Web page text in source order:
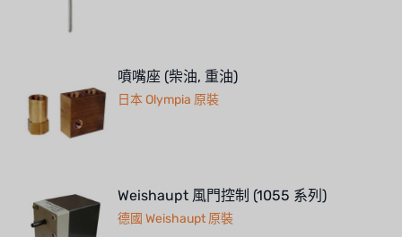
噴嘴座 (柴油, 重油)
日本 Olympia 原裝
Weishaupt 風門控制 (1055 系列)
德國 Weishaupt 原裝